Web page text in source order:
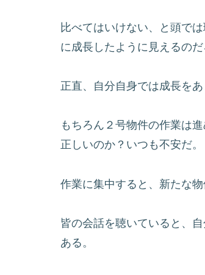
比べてはいけない、と頭で
に成長したように見えるのだ
正直、自分自身では成長をあ
もちろん２号物件の作業は
正しいのか？いつも不安だ。
作業に集中すると、新たな
皆の会話を聴いていると、
ある。